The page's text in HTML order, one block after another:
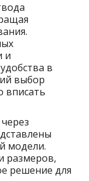
и
в
выбор
вписать
модели.
размеров,
решение для